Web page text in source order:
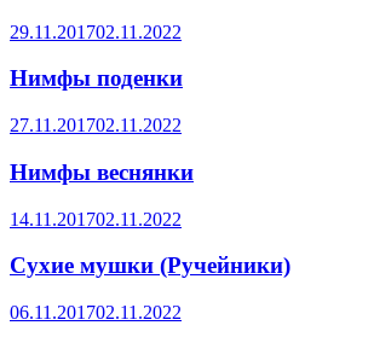
29.11.201702.11.2022
Нимфы поденки
27.11.201702.11.2022
Нимфы веснянки
14.11.201702.11.2022
Сухие мушки (Ручейники)
06.11.201702.11.2022